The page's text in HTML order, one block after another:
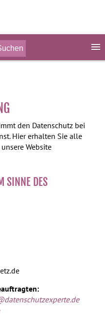
den Datenschutz bei
Hier erhalten Sie alle
Website
SINNE DES
datenschutzexperte.de